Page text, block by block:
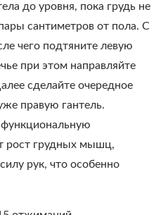
до уровня, пока грудь не
сантиметров от пола. С
чего подтяните левую
при этом направляйте
сделайте очередное
правую гантель.
рост грудных мышц,
рук, что особенно